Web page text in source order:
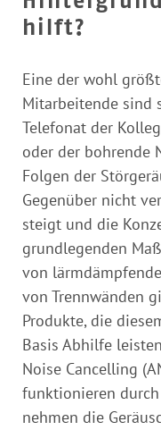
hilft?
Eine der wohl
Mitarbeitende sind
Telefonat der
oder der bohrende
Folgen der
Gegenüber nicht
steigt und die
grundlegenden
von
von Trennwänden
Produkte, die
Basis Abhilfe
Noise Cancelling
funktionieren durch
nehmen die